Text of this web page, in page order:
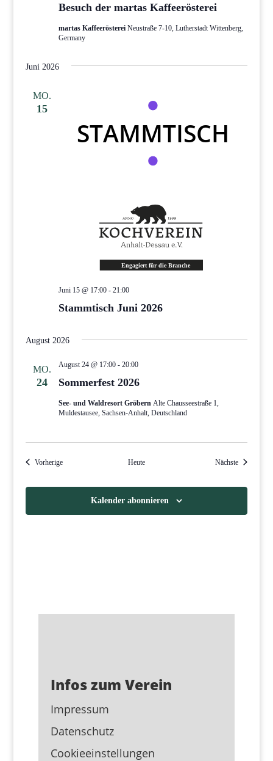
Besuch der martas Kaffeerösterei
martas Kaffeerösterei Neustraße 7-10, Lutherstadt Wittenberg,
Germany
Juni 2026
MO.
15
Stammtisch Juni 2026
Juni 15 @ 17:00- 21:00
August 2026
MO.
24 Sommerfest 2026
August 24 @ 17:00- 20:00
See- und Waldresort Gröbern Alte Chausseestraße 1,
Muldestausee, Sachsen-Anhalt, Deutschland
VorherigeVeranstaltungen Heute Nächste
Kalender abonnieren
Infos zum Verein
Impressum
Datenschutz
Cookieeinstellungen